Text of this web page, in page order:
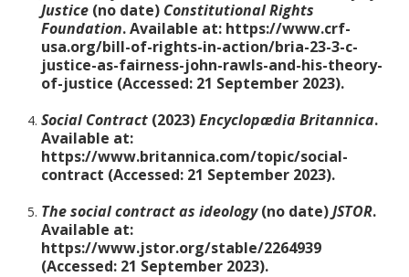
Justice (no date) Constitutional Rights
Foundation. Available at: https://www.crf-
usa.org/bill-of-rights-in-action/bria-23-3-c-
justice-as-fairness-john-rawls-and-his-theory-
of-justice (Accessed: 21 September 2023).
Social Contract (2023)Encyclopædia Britannica.
Available at:
https://www.britannica.com/topic/social-
contract (Accessed: 21 September 2023).
The social contract as ideology(no date)JSTOR.
Available at:
https://www.jstor.org/stable/2264939
(Accessed: 21 September 2023).